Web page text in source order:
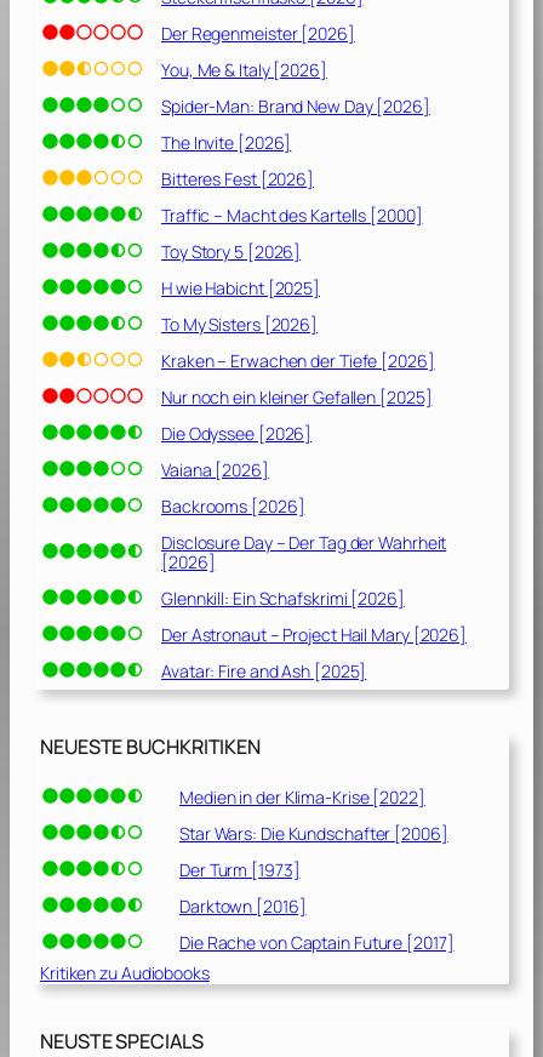
t
e
i
e
G
e
s
c
h
i
c
h
t
[
2
0
9
]
Der Regenmeister [2026]
You, Me & Italy [2026]
Spider-Man: Brand New Day [2026]
The Invite [2026]
Bitteres Fest [2026]
Traffic – Macht des Kartells [2000]
Toy Story 5 [2026]
H wie Habicht [2025]
To My Sisters [2026]
Kraken – Erwachen der Tiefe [2026]
Nur noch ein kleiner Gefallen [2025]
Die Odyssee [2026]
Vaiana [2026]
Backrooms [2026]
Disclosure Day – Der Tag der Wahrheit
[2026]
Glennkill: Ein Schafskrimi [2026]
Der Astronaut – Project Hail Mary [2026]
Avatar: Fire and Ash [2025]
NEUESTE BUCHKRITIKEN
Medien in der Klima-Krise [2022]
Star Wars: Die Kundschafter [2006]
Der Turm [1973]
Darktown [2016]
Die Rache von Captain Future [2017]
Kritiken zu Audiobooks
NEUSTE SPECIALS